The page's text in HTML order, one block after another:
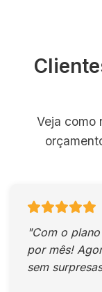
Veja como
"Com o
por mês!
sem